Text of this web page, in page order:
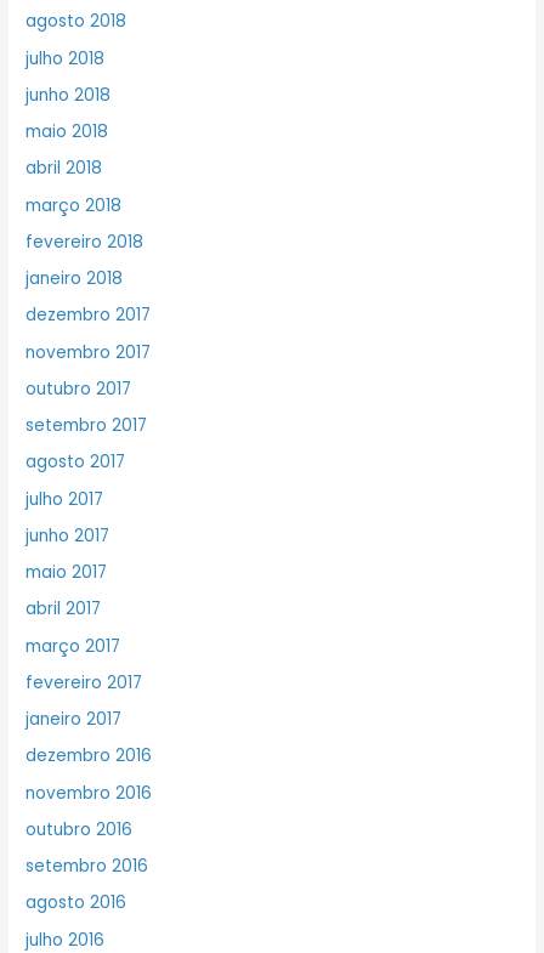
agosto 2018
julho 2018
junho 2018
maio 2018
abril 2018
março 2018
fevereiro 2018
janeiro 2018
dezembro 2017
novembro 2017
outubro 2017
setembro 2017
agosto 2017
julho 2017
junho 2017
maio 2017
abril 2017
março 2017
fevereiro 2017
janeiro 2017
dezembro 2016
novembro 2016
outubro 2016
setembro 2016
agosto 2016
julho 2016